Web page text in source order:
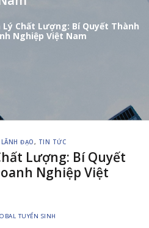
Lý Chất Lượng: Bí Quyết Thành
Nghiệp Việt Nam
LÃNH ĐẠO, TIN TỨC
Lượng: Bí Quyết
Nghiệp Việt
TUYỂN SINH